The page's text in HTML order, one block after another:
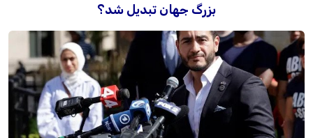
بزرگ جهان تبدیل شد؟